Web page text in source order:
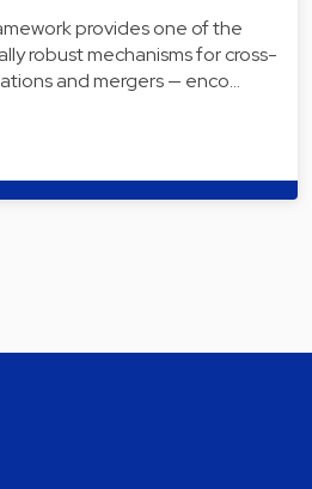
provides one of the
robust mechanisms for cross-
and mergers — enco…